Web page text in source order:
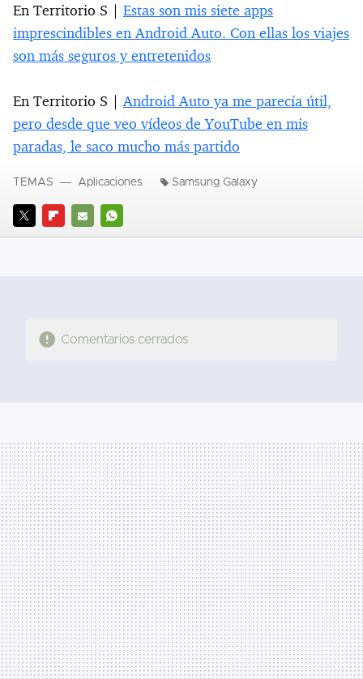
En Territorio S | Estas son mis siete apps
imprescindibles en Android Auto. Con ellas los viajes
son más seguros y entretenidos
En Territorio S |Android Auto ya me parecía útil,
pero desde que veo vídeos de YouTube en mis
paradas, le saco mucho más partido
TWITTERFLIPBOARD
E- WHATSAPP
TEMAS Aplicaciones Samsung Galaxy
Comentarios cerrados